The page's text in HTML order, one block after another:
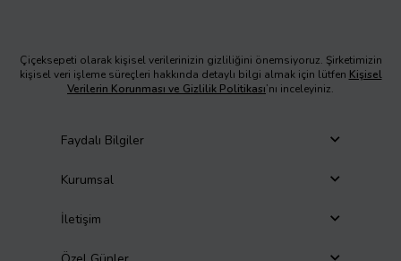
Çiçeksepeti olarak kişisel verilerinizin gizliliğini önemsiyoruz. Şirketimizin
kişisel veri işleme süreçleri hakkında detaylı bilgi almak için lütfen Kişisel
Verilerin Korunması ve Gizlilik Politikası’nı inceleyiniz.
Faydalı Bilgiler
Kurumsal
İletişim